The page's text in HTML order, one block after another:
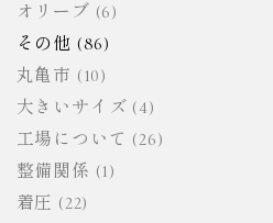
オリーブ (6)
その他 (86)
丸亀市 (10)
大きいサイズ (4)
工場について (26)
整備関係 (1)
着圧 (22)